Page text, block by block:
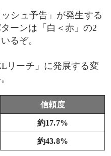
シュ予告」が発生する
ーンは「白＜赤」の2
るぞ。
リーチ」に発展する変
信頼度
約17.7%
約43.8%